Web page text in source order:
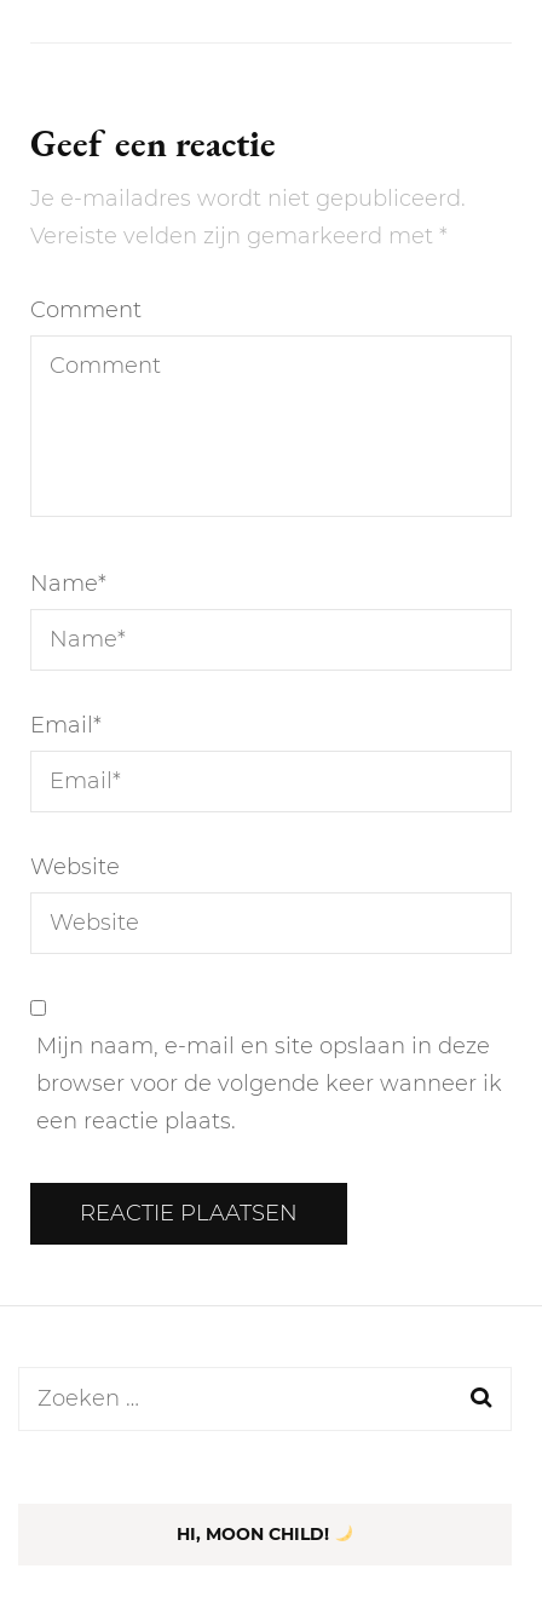
Geef een reactie
Je e-mailadres wordt niet gepubliceerd.
Vereiste velden zijn gemarkeerd met *
Comment
Name*
Email*
Website
Mijn naam, e-mail en site opslaan in deze
browser voor de volgende keer wanneer ik
een reactie plaats.
Zoeken
HI, MOON CHILD!